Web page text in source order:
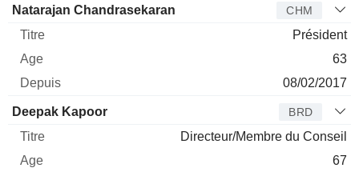
Natarajan Chandrasekaran CHM
Président
63
08/02/2017
Deepak Kapoor BRD
Directeur/Membre du Conseil
67